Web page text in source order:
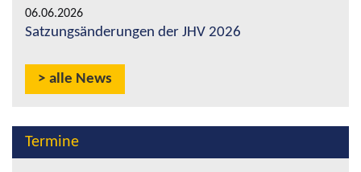
06.06.2026
Satzungsänderungen der JHV 2026
alle News
Termine